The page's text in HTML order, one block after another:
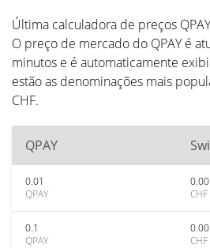
Última calculadora de preços
O preço de mercado do QPAY é
minutos e é automaticamente
estão as denominações mais
CHF.
QPAY
0.01
QPAY
0.00
CHF
0.1
QPAY
0.00
CHF